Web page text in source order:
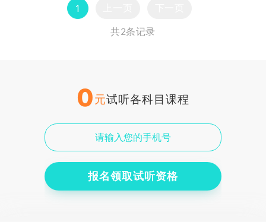
1
共2条记录
0元试听各科目课程
报名领取试听资格